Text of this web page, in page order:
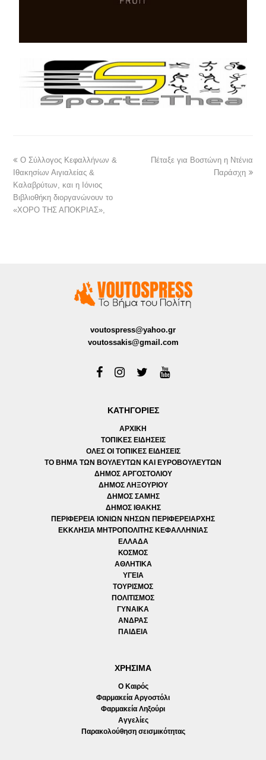
Ο Σύλλογος Κεφαλλήνων &
Ιθακησίων Αιγιαλείας &
Καλαβρύτων, και η Ιόνιος
Βιβλιοθήκη διοργανώνουν το
«ΧΟΡΟ ΤΗΣ ΑΠΟΚΡΙΑΣ»,
Πέταξε για Βοστώνη η Ντένια
Παράσχη
voutospress@yahoo.gr
voutossakis@gmail.com
ΚΑΤΗΓΟΡΙΕΣ
ΑΡΧΙΚΗ
ΤΟΠΙΚΕΣ ΕΙΔΗΣΕΙΣ
ΟΛΕΣ ΟΙ ΤΟΠΙΚΕΣ ΕΙΔΗΣΕΙΣ
ΤΟ ΒΗΜΑ ΤΩΝ ΒΟΥΛΕΥΤΩΝ ΚΑΙ ΕΥΡΟΒΟΥΛΕΥΤΩΝ
ΔΗΜΟΣ ΑΡΓΟΣΤΟΛΙΟΥ
ΔΗΜΟΣ ΛΗΞΟΥΡΙΟΥ
ΔΗΜΟΣ ΣΑΜΗΣ
ΔΗΜΟΣ ΙΘΑΚΗΣ
ΠΕΡΙΦΕΡΕΙΑ ΙΟΝΙΩΝ ΝΗΣΩΝ ΠΕΡΙΦΕΡΕΙΑΡΧΗΣ
ΕΚΚΛΗΣΙΑ ΜΗΤΡΟΠΟΛΙΤΗΣ ΚΕΦΑΛΛΗΝΙΑΣ
ΕΛΛΑΔΑ
ΚΟΣΜΟΣ
ΑΘΛΗΤΙΚΑ
ΥΓΕΙΑ
ΤΟΥΡΙΣΜΟΣ
ΠΟΛΙΤΙΣΜΟΣ
ΓΥΝΑΙΚΑ
ΑΝΔΡΑΣ
ΠΑΙΔΕΙΑ
ΧΡΗΣΙΜΑ
Ο Καιρός
Φαρμακεία Αργοστόλι
Φαρμακεία Ληξούρι
Αγγελίες
Παρακολούθηση σεισμικότητας